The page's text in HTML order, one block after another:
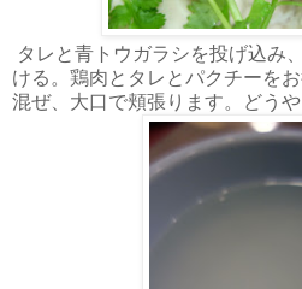
タレと青トウガラシを投げ込み
ける。鶏肉とタレとパクチーを
混ぜ、大口で頬張ります。どうや